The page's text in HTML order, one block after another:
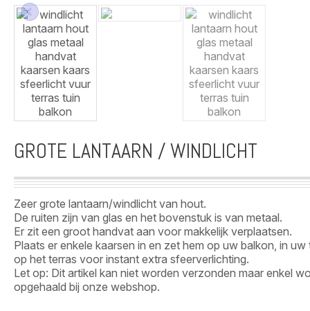
GROTE LANTAARN / WINDLICHT
Zeer grote lantaarn/windlicht van hout.
De ruiten zijn van glas en het bovenstuk is van metaal.
Er zit een groot handvat aan voor makkelijk verplaatsen.
Plaats er enkele kaarsen in en zet hem op uw balkon, in
op het terras voor instant extra sfeerverlichting.
Let op: Dit artikel kan niet worden verzonden maar enkel
opgehaald bij onze webshop.